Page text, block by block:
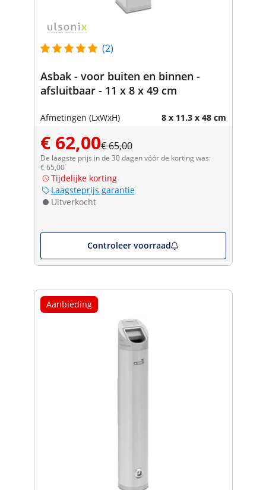
(2)
Asbak - voor buiten en binnen -
afsluitbaar - 11 x 8 x 49 cm
Afmetingen (LxWxH) 8 x 11.3 x 48 cm
€ 62,00€ 65,00
De laagste prijs in de 30 dagen vóór de korting was:
€ 65,00
Tijdelijke korting
Laagsteprijs garantie
Uitverkocht
Controleer voorraad
Aanbieding